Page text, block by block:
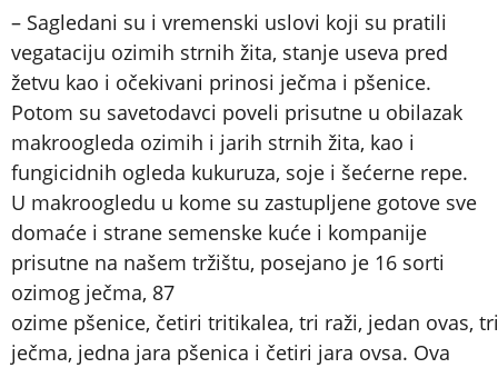
– Sagledani su i vremenski uslovi koji su pratili
vegataciju ozimih strnih žita, stanje useva pred
žetvu kao i očekivani prinosi ječma i pšenice.
Potom su savetodavci poveli prisutne u obilazak
makroogleda ozimih i jarih strnih žita, kao i
fungicidnih ogleda kukuruza, soje i šećerne repe.
U makroogledu u kome su zastupljene gotove sve
domaće i strane semenske kuće i kompanije
prisutne na našem tržištu, posejano je 16 sorti
ozimog ječma, 87
ozime pšenice, četiri tritikalea, tri raži, jedan ovas,
ječma, jedna jara pšenica i četiri jara ovsa. Ova